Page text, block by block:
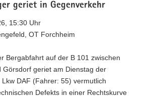
geriet in Gegenverkehr
15:30 Uhr
OT Forchheim
Bergabfahrt auf der B 101 zwischen
Görsdorf geriet am Dienstag der
DAF (Fahrer: 55) vermutlich
Defekts in einer Rechtskurve